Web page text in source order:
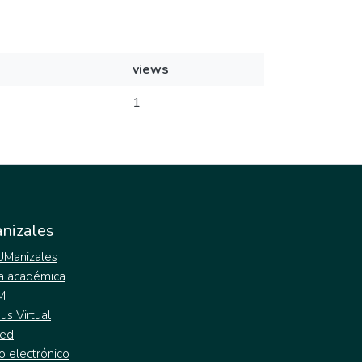
views
1
académica
Virtual
electrónico